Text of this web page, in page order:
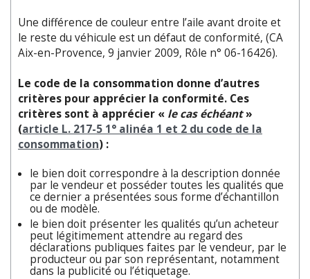
Une différence de couleur entre l’aile avant droite et
le reste du véhicule est un défaut de conformité, (CA
Aix-en-Provence, 9 janvier 2009, Rôle n° 06-16426).
Le code de la consommation donne d’autres
critères pour apprécier la conformité. Ces
critères sont à apprécier « le cas échéant»
(article L. 217-5 1° alinéa 1 et 2 du code de la
consommation) :
le bien doit correspondre à la description donnée
par le vendeur et posséder toutes les qualités que
ce dernier a présentées sous forme d’échantillon
ou de modèle.
le bien doit présenter les qualités qu’un acheteur
peut légitimement attendre au regard des
déclarations publiques faites par le vendeur, par le
producteur ou par son représentant, notamment
dans la publicité ou l’étiquetage.